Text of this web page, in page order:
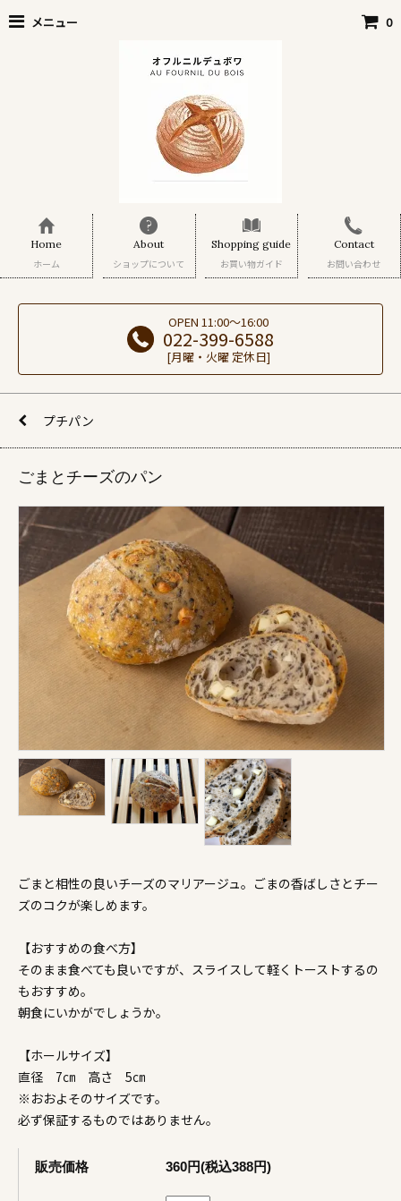
メニュー 0
Home
ホーム
About
ショップについて
Shopping guide
お買い物ガイド
Contact
お問い合わせ
OPEN 11:00～16:00
022-399-6588
[月曜・火曜 定休日]
プチパン
ごまとチーズのパン
ごまと相性の良いチーズのマリアージュ。ごまの香ばしさとチー
ズのコクが楽しめます。
【おすすめの食べ方】
そのまま食べても良いですが、スライスして軽くトーストするの
もおすすめ。
朝食にいかがでしょうか。
【ホールサイズ】
直径 7㎝ 高さ 5㎝
※おおよそのサイズです。
必ず保証するものではありません。
販売価格 360円(税込388円)